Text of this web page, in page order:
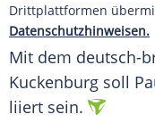
Drittplattformen
Datenschutzhinweisen.
Mit dem deutsch-
Kuckenburg soll
liiert sein.